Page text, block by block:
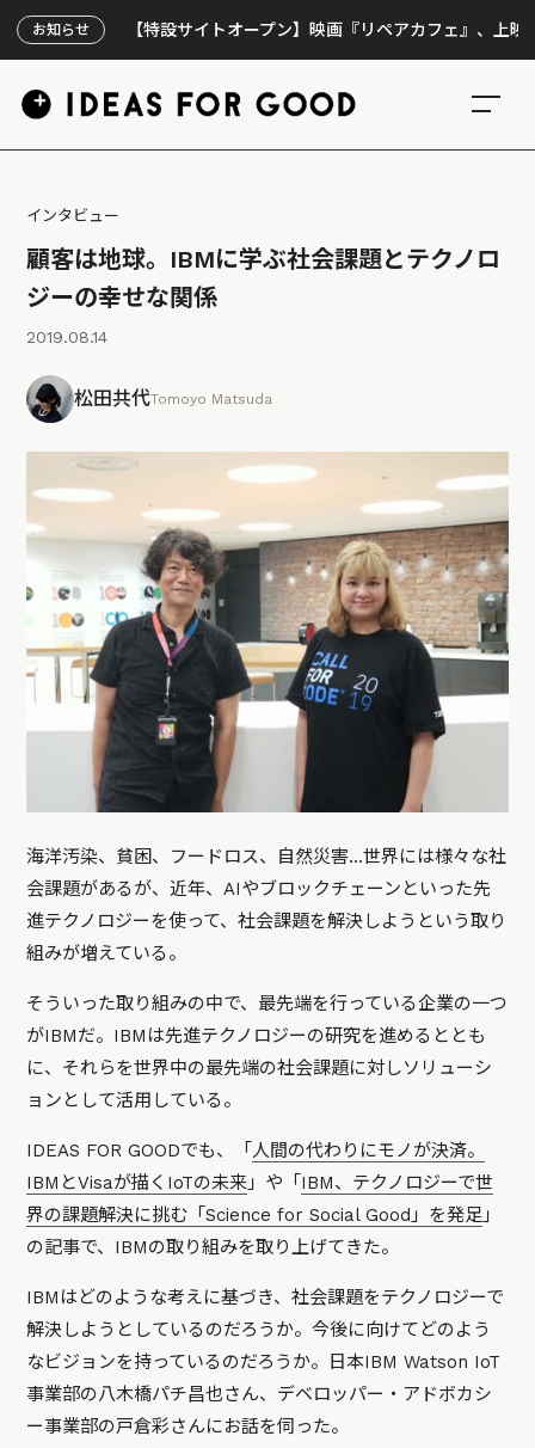
お知らせ
【特設サイトオープン】映画『リペアカフェ』、上映300回の先で
インタビュー
顧客は地球。IBMに学ぶ社会課題とテクノロ
ジーの幸せな関係
2019.08.14
松田共代Tomoyo Matsuda
海洋汚染、貧困、フードロス、自然災害…世界には様々な社
会課題があるが、近年、AIやブロックチェーンといった先
進テクノロジーを使って、社会課題を解決しようという取り
組みが増えている。
そういった取り組みの中で、最先端を行っている企業の一つ
がIBMだ。IBMは先進テクノロジーの研究を進めるととも
に、それらを世界中の最先端の社会課題に対しソリューシ
ョンとして活用している。
IDEAS FOR GOODでも、「 人間の代わりにモノが決済。
IBMとVisaが描くIoTの未来 」や「 IBM、テクノロジーで世
界の課題解決に挑む「Science for Social Good」を発足 」
の記事で、IBMの取り組みを取り上げてきた。
IBMはどのような考えに基づき、社会課題をテクノロジーで
解決しようとしているのだろうか。今後に向けてどのよう
なビジョンを持っているのだろうか。日本IBM Watson IoT
事業部の八木橋パチ昌也さん、デベロッパー・アドボカシ
ー事業部の戸倉彩さんにお話を伺った。